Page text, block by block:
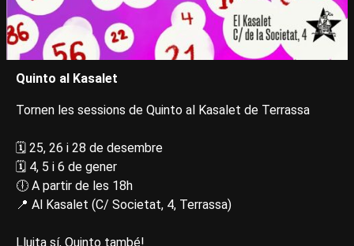
Quinto al Kasalet
Tornen les sessions de Quinto al Kasalet de Terrassa
🗓️ 25, 26 i 28 de desembre
🗓️ 4, 5 i 6 de gener
🕕 A partir de les 18h
📍 Al Kasalet (C/ Societat, 4, Terrassa)
Lluita sí, Quinto també!